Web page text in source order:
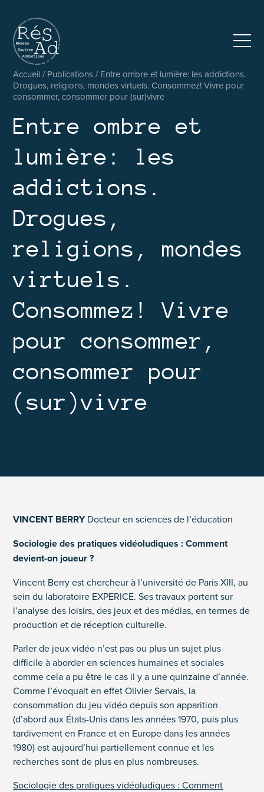
Réseau pluridisciplinaire d’accompagnement et de soutien
Accueil/Publications/Entre ombre et lumière: les addictions.
Drogues, religions, mondes virtuels. Consommez! Vivre pour
consommer, consommer pour (sur)vivre
Entre ombre et
lumière: les
addictions.
Drogues,
religions, mondes
virtuels.
Consommez! Vivre
pour consommer,
consommer pour
(sur)vivre
VINCENT BERRYDocteur en sciences de l’éducation
Sociologie des pratiques vidéoludiques : Comment
devient-on joueur ?
Vincent Berry est chercheur à l’université de Paris XIII, au
sein du laboratoire EXPERICE. Ses travaux portent sur
l’analyse des loisirs, des jeux et des médias, en termes de
production et de réception culturelle.
Parler de jeux vidéo n’est pas ou plus un sujet plus
difficile à aborder en sciences humaines et sociales
comme cela a pu être le cas il y a une quinzaine d’année.
Comme l’évoquait en effet Olivier Servais, la
consommation du jeu vidéo depuis son apparition
(d’abord aux États-Unis dans les années 1970, puis plus
tardivement en France et en Europe dans les années
1980) est aujourd’hui partiellement connue et les
recherches sont de plus en plus nombreuses.
Sociologie des pratiques vidéoludiques : Comment